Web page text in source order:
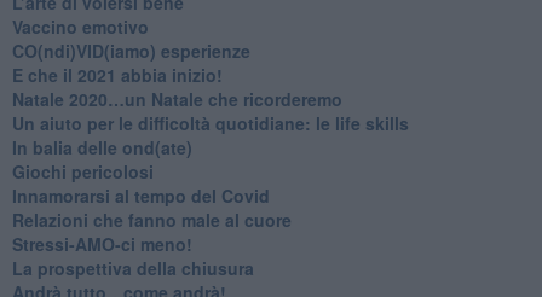
​Vaccino emotivo
CO(ndi)VID(iamo) esperienze
​E che il 2021 abbia inizio!
​Natale 2020…un Natale che ricorderemo
Un aiuto per le difficoltà quotidiane: le life skills
​In balia delle ond(ate)
Giochi pericolosi
Innamorarsi al tempo del Covid
​Relazioni che fanno male al cuore
​Stressi-AMO-ci meno!
​La prospettiva della chiusura
​Andrà tutto…come andrà!